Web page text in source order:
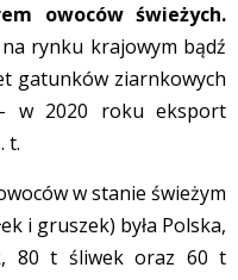
owoców świeżych.
rynku krajowym bądź
gatunków ziarnkowych
w 2020 roku eksport
t.
w stanie świeżym
i gruszek) była Polska,
80 t śliwek oraz 60 t